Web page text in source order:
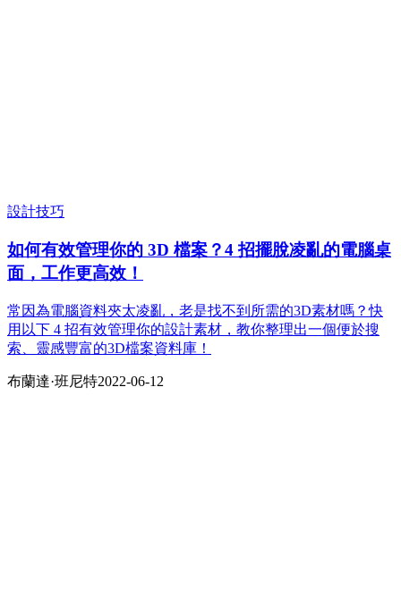
設計技巧
如何有效管理你的 3D 檔案？4 招擺脫凌亂的電腦桌
面，工作更高效！
常因為電腦資料夾太凌亂，老是找不到所需的3D素材嗎？快
用以下 4 招有效管理你的設計素材，教你整理出一個便於搜
索、靈感豐富的3D檔案資料庫！
布蘭達·班尼​​特2022-06-12